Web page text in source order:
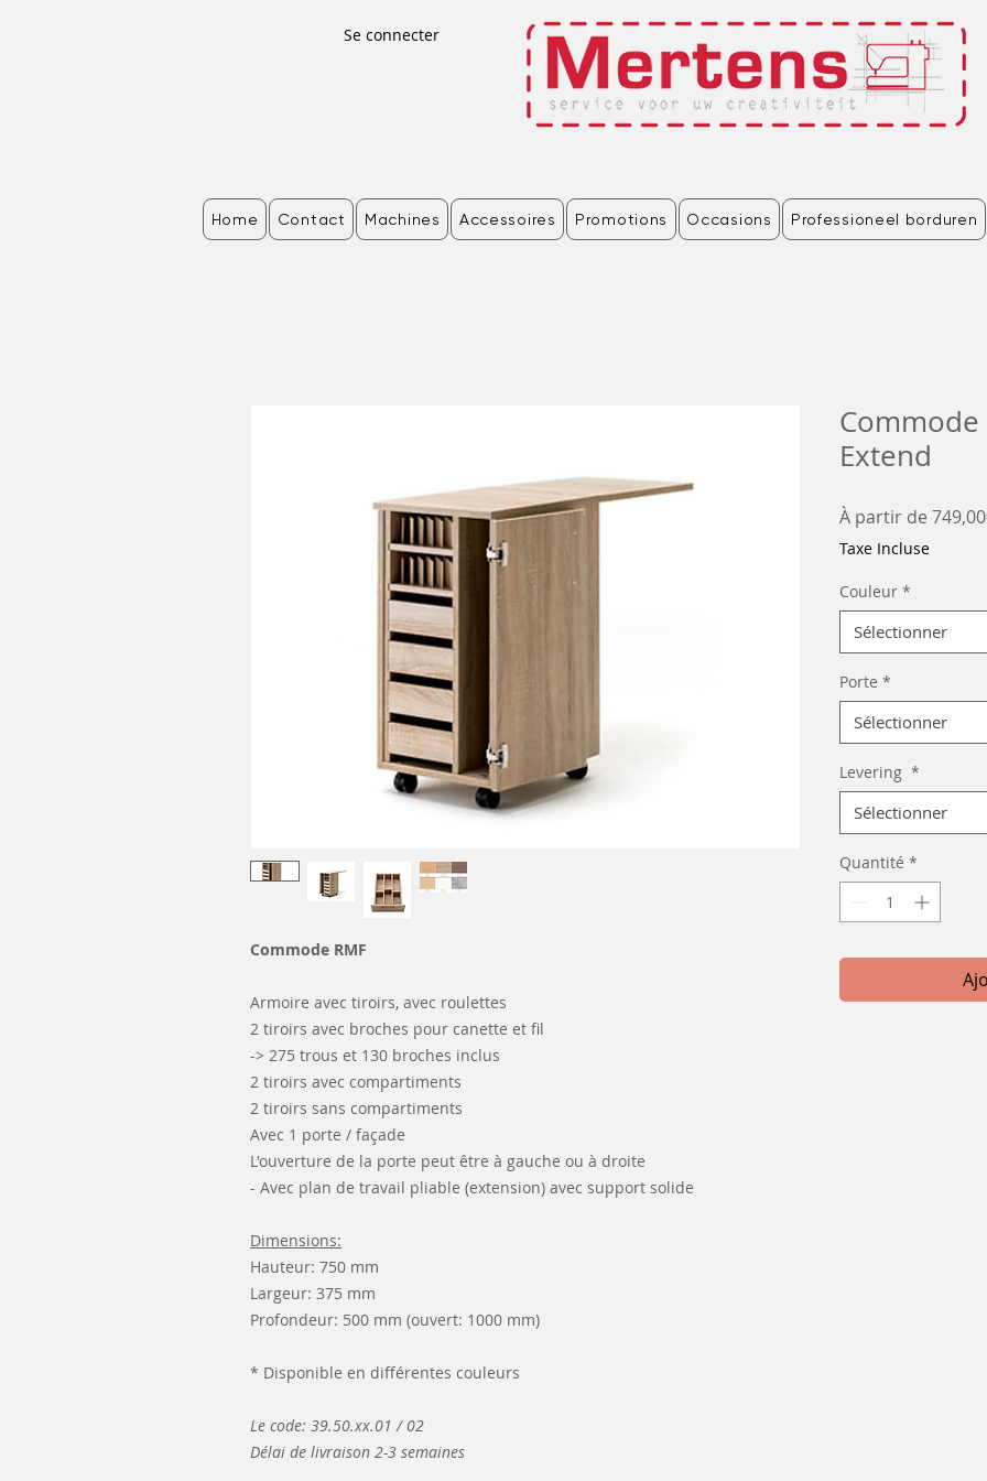
Se connecter
Home Contact Machines Accessoires Promotions Occasions Professioneel borduren
Commode RMF
Armoire avec tiroirs, avec roulettes
2 tiroirs avec broches pour canette et fil
-> 275 trous et 130 broches inclus
2 tiroirs avec compartiments
2 tiroirs sans compartiments
Avec 1 porte / façade
L'ouverture de la porte peut être à gauche ou à droite
- Avec plan de travail pliable (extension) avec support solide
Dimensions:
Hauteur: 750 mm
Largeur: 375 mm
Profondeur: 500 mm (ouvert: 1000 mm)
* Disponible en différentes couleurs
Le code: 39.50.xx.01 / 02
Délai de livraison 2-3 semaines
Commode
Extend
À partir de
Taxe Incluse
Couleur *
Sélectionner
Porte *
Sélectionner
Levering *
Sélectionner
Quantité *